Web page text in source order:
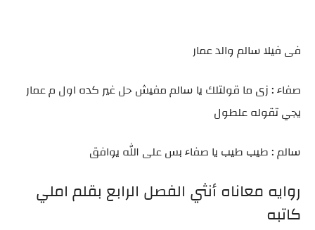
فى فيلا سالم والد عمار
صفاء : زى ما قولتلك يا سالم مفيش حل غير كده اول م عمار
يجي تقوله علطول
سالم : طيب طيب يا صفاء بس على الله يوافق
روايه معاناه أنثي الفصل الرابع بقلم املي
كاتبه